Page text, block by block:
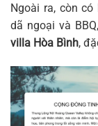
Ngoài ra, còn
dã ngoại và
villa Hòa Bình,